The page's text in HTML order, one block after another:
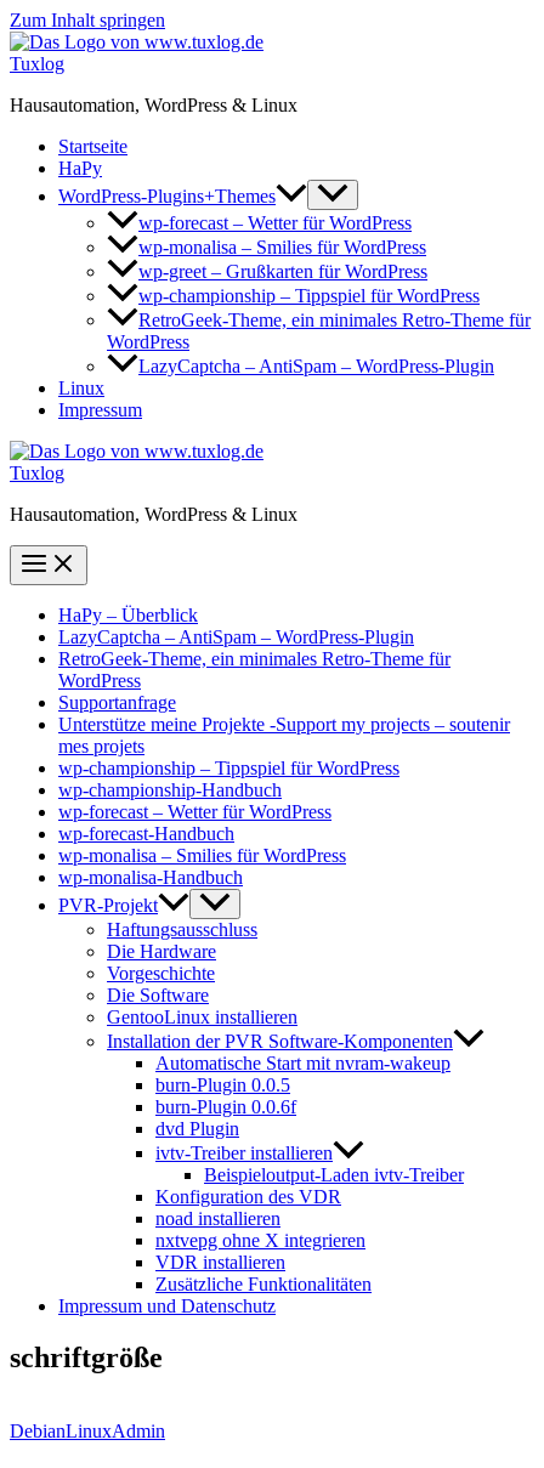
Zum Inhalt springen
Tuxlog
Hausautomation, WordPress & Linux
Startseite
HaPy
WordPress-Plugins+Themes
wp-forecast – Wetter für WordPress
wp-monalisa – Smilies für WordPress
wp-greet – Grußkarten für WordPress
wp-championship – Tippspiel für WordPress
RetroGeek-Theme, ein minimales Retro-Theme für
WordPress
LazyCaptcha – AntiSpam – WordPress-Plugin
Linux
Impressum
Tuxlog
Hausautomation, WordPress & Linux
HaPy – Überblick
LazyCaptcha – AntiSpam – WordPress-Plugin
RetroGeek-Theme, ein minimales Retro-Theme für
WordPress
Supportanfrage
Unterstütze meine Projekte -Support my projects – soutenir
mes projets
wp-championship – Tippspiel für WordPress
wp-championship-Handbuch
wp-forecast – Wetter für WordPress
wp-forecast-Handbuch
wp-monalisa – Smilies für WordPress
wp-monalisa-Handbuch
PVR-Projekt
Haftungsausschluss
Die Hardware
Vorgeschichte
Die Software
GentooLinux installieren
Installation der PVR Software-Komponenten
Automatische Start mit nvram-wakeup
burn-Plugin 0.0.5
burn-Plugin 0.0.6f
dvd Plugin
ivtv-Treiber installieren
Beispieloutput-Laden ivtv-Treiber
Konfiguration des VDR
noad installieren
nxtvepg ohne X integrieren
VDR installieren
Zusätzliche Funktionalitäten
Impressum und Datenschutz
schriftgröße
DebianLinuxAdmin